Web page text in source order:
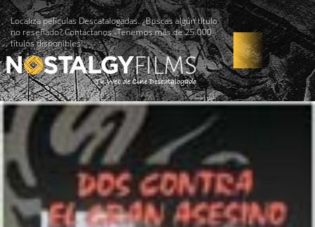
Localiza películas Descatalogadas. ¿Buscas algún título
no reseñado? Contáctanos -Tenemos más de 25.000
títulos disponibles!